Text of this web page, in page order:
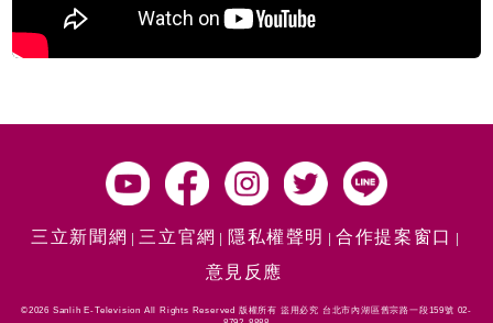
三立新聞網 三立官網 隱私權聲明
合作提案窗口
意見反應
©2026 Sanlih E-Television All Rights Reserved 版權所有 盜用必究 台北市內湖區舊宗路一段159號 02-